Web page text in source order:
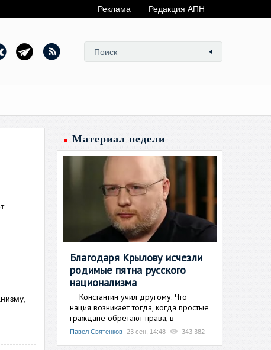
Реклама Редакция АПН
Материал недели
Благодаря Крылову исчезли
родимые пятна русского
национализма
Константин учил другому. Что
нация возникает тогда, когда простые
граждане обретают права, в
Павел Святенков 23 сен, 14:48 343 382